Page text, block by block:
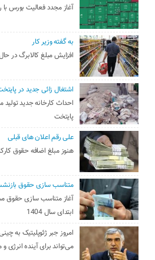
آغاز مجدد فعالیت بورس با رشد 63هزار
به گفته وزیر کار
افزایش مبلغ کالابرگ در
اشتغال زائی جدید در
احداث کارخانه جدید تولید
پایتخت
علی رقم اعلان های قبلی
هنوز مبلغ اضافه حقوق
متناسب سازی حقوق
آغاز متناسب سازی حقوق
ابتدای سال 1404
امروز جبر ژئوپلیتیک به
می‌تواند برای آینده انرژی